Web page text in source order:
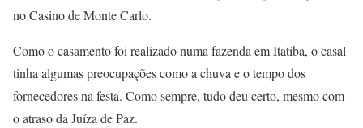
no Casino de Monte Carlo.
Como o casamento foi realizado numa fazenda em Itatiba, o casal
tinha algumas preocupações como a chuva e o tempo dos
fornecedores na festa. Como sempre, tudo deu certo, mesmo com
o atraso da Juíza de Paz.